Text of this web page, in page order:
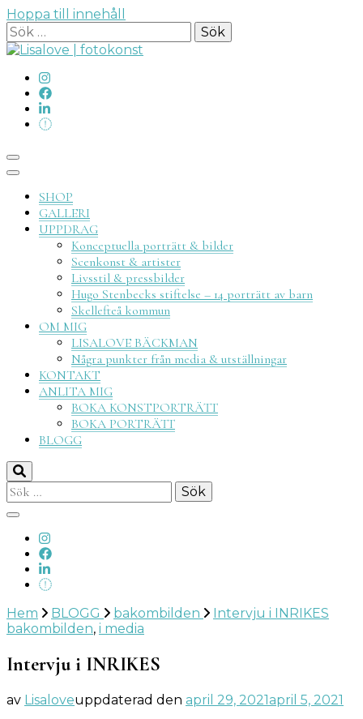
Hoppa till innehåll
Sök
efter:
SHOP
GALLERI
UPPDRAG
Konceptuella porträtt & bilder
Scenkonst & artister
Livsstil & pressbilder
Hugo Stenbecks stiftelse – 14 porträtt av barn
Skellefteå kommun
OM MIG
LISALOVE BÄCKMAN
Några punkter från media & utställningar
KONTAKT
ANLITA MIG
BOKA KONSTPORTRÄTT
BOKA PORTRÄTT
BLOGG
Sök
efter:
Hem BLOGG bakombilden
Intervju i INRIKES
bakombilden, i media
Intervju i INRIKES
av Lisaloveuppdaterad den april 29, 2021april 5, 2021